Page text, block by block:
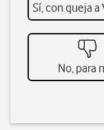
Sí, con queja a
No, para